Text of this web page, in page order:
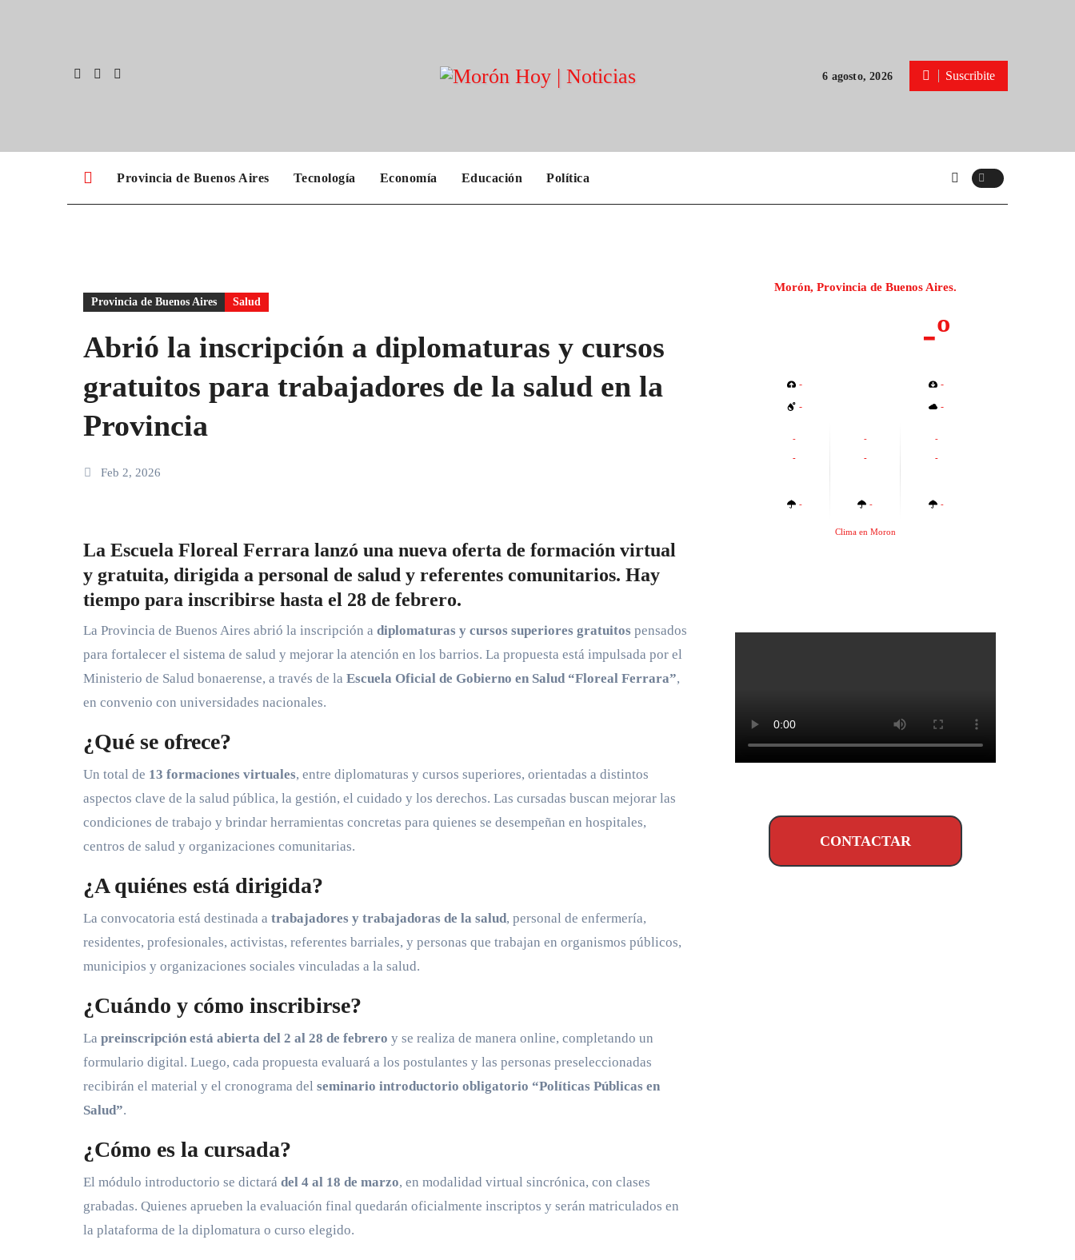
6 agosto, 2026 Suscribite
Provincia de Buenos Aires Tecnología Economía Educación Política
Provincia de Buenos Aires Salud
Abrió la inscripción a diplomaturas y cursos
gratuitos para trabajadores de la salud en la
Provincia
Feb 2, 2026
La Escuela Floreal Ferrara lanzó una nueva oferta de formación virtual
y gratuita, dirigida a personal de salud y referentes comunitarios. Hay
tiempo para inscribirse hasta el 28 de febrero.
La Provincia de Buenos Aires abrió la inscripción a diplomaturas y cursos superiores gratuitos pensados
para fortalecer el sistema de salud y mejorar la atención en los barrios. La propuesta está impulsada por el
Ministerio de Salud bonaerense, a través de la Escuela Oficial de Gobierno en Salud “Floreal Ferrara”,
en convenio con universidades nacionales.
¿Qué se ofrece?
Un total de 13 formaciones virtuales, entre diplomaturas y cursos superiores, orientadas a distintos
aspectos clave de la salud pública, la gestión, el cuidado y los derechos. Las cursadas buscan mejorar las
condiciones de trabajo y brindar herramientas concretas para quienes se desempeñan en hospitales,
centros de salud y organizaciones comunitarias.
¿A quiénes está dirigida?
La convocatoria está destinada a trabajadores y trabajadoras de la salud, personal de enfermería,
residentes, profesionales, activistas, referentes barriales, y personas que trabajan en organismos públicos,
municipios y organizaciones sociales vinculadas a la salud.
¿Cuándo y cómo inscribirse?
La preinscripción está abierta del 2 al 28 de febrero y se realiza de manera online, completando un
formulario digital. Luego, cada propuesta evaluará a los postulantes y las personas preseleccionadas
recibirán el material y el cronograma del seminario introductorio obligatorio “Políticas Públicas en
Salud”.
¿Cómo es la cursada?
El módulo introductorio se dictará del 4 al 18 de marzo, en modalidad virtual sincrónica, con clases
grabadas. Quienes aprueben la evaluación final quedarán oficialmente inscriptos y serán matriculados en
la plataforma de la diplomatura o curso elegido.
Morón, Provincia de Buenos Aires.
-º
- -
- -
-
-
-
-
-
-
-
-
-
Clima en Moron
CONTACTAR